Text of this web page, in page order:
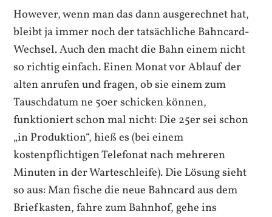
However, wenn man das dann ausgerechnet hat,
bleibt ja immer noch der tatsächliche Bahncard-
Wechsel. Auch den macht die Bahn einem nicht
so richtig einfach. Einen Monat vor Ablauf der
alten anrufen und fragen, ob sie einem zum
Tauschdatum ne 50er schicken können,
funktioniert schon mal nicht: Die 25er sei schon
„in Produktion“, hieß es (bei einem
kostenpflichtigen Telefonat nach mehreren
Minuten in der Warteschleife). Die Lösung sieht
so aus: Man fische die neue Bahncard aus dem
Briefkasten, fahre zum Bahnhof, gehe ins